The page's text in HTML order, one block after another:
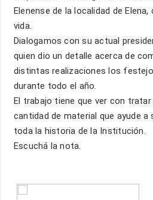
Elenense de la localidad de
vida.
Dialogamos con su actual
quien dio un detalle acerca de
distintas realizaciones los
durante todo el año.
El trabajo tiene que ver con
cantidad de material que ayude a
toda la historia de la Institución.
Escuchá la nota.